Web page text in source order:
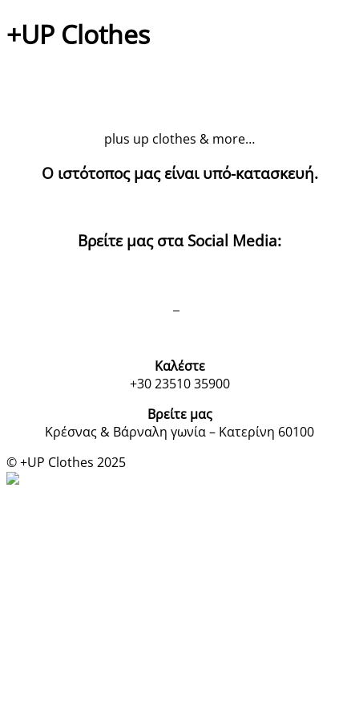
+UP Clothes
plus up clothes & more…
Ο ιστότοπος μας είναι υπό-κατασκευή.
Βρείτε μας στα Social Media:
Καλέστε
+30 23510 35900
Βρείτε μας
Κρέσνας & Βάρναλη γωνία – Κατερίνη 60100
© +UP Clothes 2025